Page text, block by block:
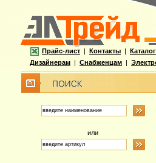
Прайс-лист | Контакты | Каталог
Дизайнерам | Снабженцам |
или